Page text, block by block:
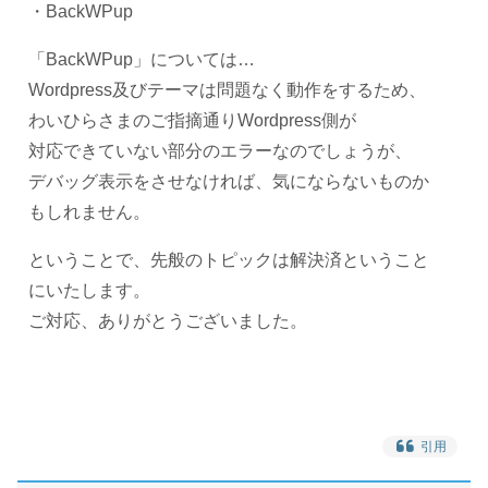
・BackWPup
「BackWPup」については…
Wordpress及びテーマは問題なく動作をするため、
わいひらさまのご指摘通りWordpress側が
対応できていない部分のエラーなのでしょうが、
デバッグ表示をさせなければ、気にならないものか
もしれません。
ということで、先般のトピックは解決済ということ
にいたします。
ご対応、ありがとうございました。
引用